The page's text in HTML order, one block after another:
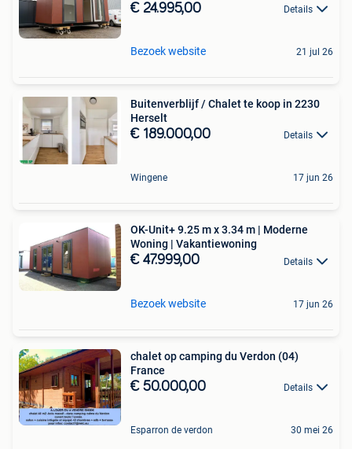
€ 24.995,00 Details
Bezoek website 21 jul 26
Buitenverblijf / Chalet te koop in 2230
Herselt
€ 189.000,00 Details
Wingene 17 jun 26
OK-Unit+ 9.25 m x 3.34 m | Moderne
Woning | Vakantiewoning
€ 47.999,00 Details
Bezoek website 17 jun 26
chalet op camping du Verdon (04)
France
€ 50.000,00 Details
Esparron de verdon 30 mei 26